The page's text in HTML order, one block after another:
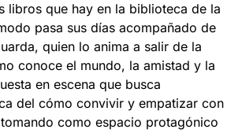
libros que hay en la biblioteca de la
pasa sus días acompañado de
quien lo anima a salir de la
conoce el mundo, la amistad y la
en escena que busca
del cómo convivir y empatizar con
tomando como espacio protagónico